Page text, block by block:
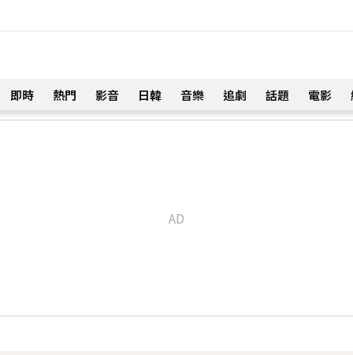
即時 熱門 影音 日韓 音樂 追劇 話題 電影